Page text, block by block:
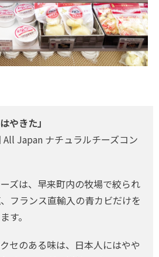
やきた」
All Japan ナチュラルチーズコン
ズは、早来町内の牧場で絞られ
フランス直輸入の青カビだけを
す。
セのある味は、日本人にはやや